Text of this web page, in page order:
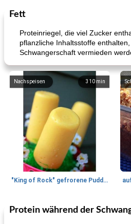
Fett
Proteinriegel, die viel Zucker
pflanzliche Inhaltsstoffe
Schwangerschaft vermieden
310 min
Nachspeisen
"King of Rock" gefrorene Pudding Pops
27 min
Mittagessen / Snacks
Protein während der